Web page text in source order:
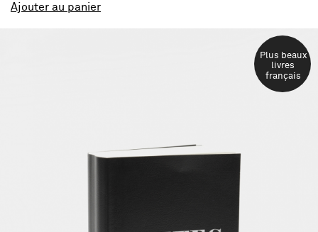
Ajouter au panier
Plus beaux
livres
français